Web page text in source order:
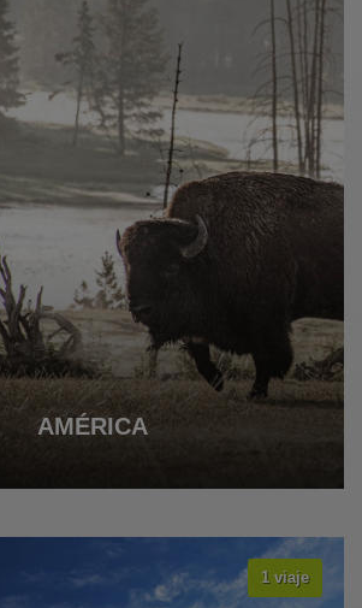
AMÉRICA
VER TODOS LOS VIAJES
1 viaje